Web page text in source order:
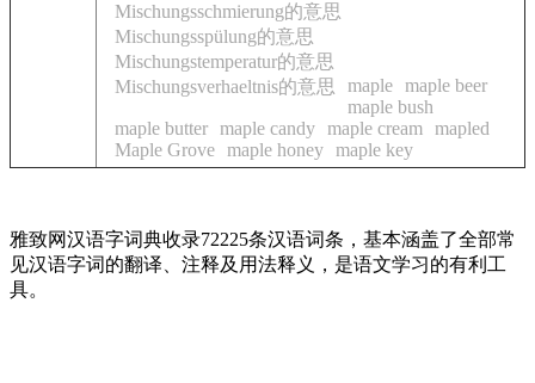
Mischungsschmierung的意思
Mischungsspülung的意思
Mischungstemperatur的意思
Mischungsverhaeltnis的意思
maple maple beer
maple bush
maple butter maple candy maple cream
mapled
Maple Grove maple honey maple key
雅致网汉语字词典收录72225条汉语词条，基本涵盖了全部常
见汉语字词的翻译、注释及用法释义，是语文学习的有利工
具。